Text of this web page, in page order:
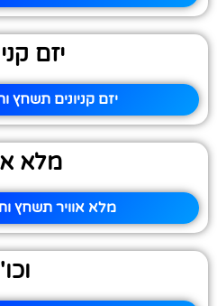
יזם
יזם קניונים תשחץ
מלא
מלא אוויר תשחץ
וכו'